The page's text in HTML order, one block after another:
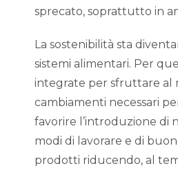
sprecato, soprattutto in
La sostenibilità sta
sistemi alimentari. Per
integrate per sfruttare al
cambiamenti necessari
favorire l’introduzione di
modi di lavorare e di
prodotti riducendo, al